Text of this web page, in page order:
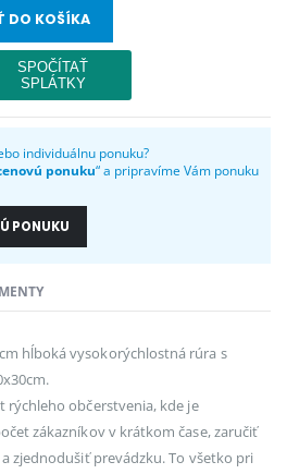
DO KOŠÍKA
individuálnu ponuku?
ponuku“ a pripravíme Vám ponuku
PONUKU
cm hĺboká vysokorýchlostná rúra s
rýchleho občerstvenia, kde je
zákazníkov v krátkom čase, zaručiť
zjednodušiť prevádzku. To všetko pri